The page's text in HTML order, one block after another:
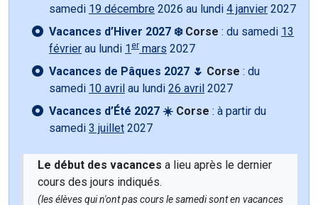
samedi 19 décembre 2026 au lundi 4 janvier 2027
Vacances d’Hiver 2027 ❄️ Corse : du samedi 13
février au lundi 1 er mars 2027
Vacances de Pâques 2027 🌷 Corse : du
samedi 10 avril au lundi 26 avril 2027
Vacances d’Été 2027 ☀️ Corse : à partir du
samedi 3 juillet 2027
Le début des vacances a lieu après le dernier
cours des jours indiqués.
(les élèves qui n'ont pas cours le samedi sont en vacances